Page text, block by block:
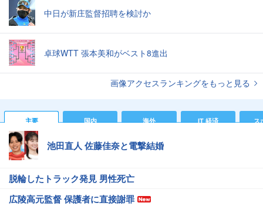
中日が新庄監督招聘を検討か
卓球WTT 張本美和がベスト8進出
画像アクセスランキングをもっと見る
主要 国内 海外 IT 経済 ス
池田直人 佐藤佳奈と電撃結婚
脱輪したトラック発見 男性死亡
広陵高元監督 保護者に直接謝罪